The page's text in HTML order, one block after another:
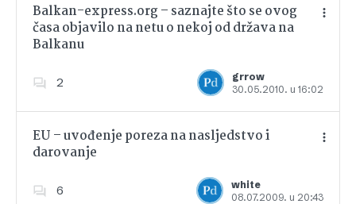
Balkan-express.org – saznajte što se ovog
časa objavilo na netu o nekoj od država na
Balkanu
2
grrow
30.05.2010. u 16:02
EU – uvođenje poreza na nasljedstvo i
darovanje
6
white
08.07.2009. u 20:43
Dodajte u favorite